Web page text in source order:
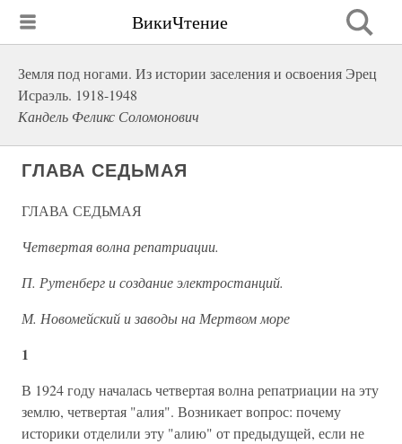
ВикиЧтение
Земля под ногами. Из истории заселения и освоения Эрец
Исраэль. 1918-1948
Кандель Феликс Соломонович
ГЛАВА СЕДЬМАЯ
ГЛАВА СЕДЬМАЯ
Четвертая волна репатриации.
П. Рутенберг и создание электростанций.
М. Новомейский и заводы на Мертвом море
1
В 1924 году началась четвертая волна репатриации на эту
землю, четвертая "алия". Возникает вопрос: почему
историки отделили эту "алию" от предыдущей, если не